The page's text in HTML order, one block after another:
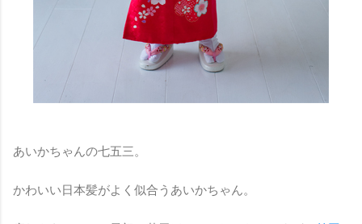
あいかちゃんの七五三。
かわいい日本髪がよく似合うあいかちゃん。